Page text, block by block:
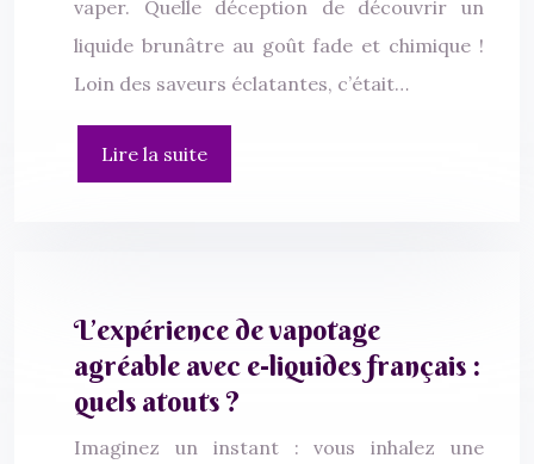
vaper. Quelle déception de découvrir un
liquide brunâtre au goût fade et chimique !
Loin des saveurs éclatantes, c’était…
Lire la suite
L’expérience de vapotage
agréable avec e-liquides français :
quels atouts ?
Imaginez un instant : vous inhalez une